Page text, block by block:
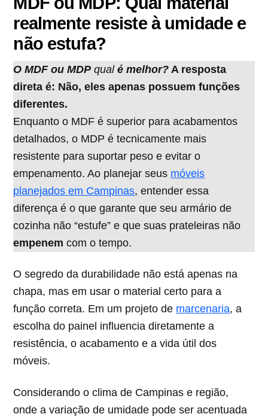
realmente resiste à umidade e
não estufa?
O MDF ouMDP qualé melhor? A resposta
direta é: Não, eles apenas possuem funções
diferentes.
Enquanto o MDF é superior para acabamentos
detalhados, o MDP é tecnicamente mais
resistente para suportar peso e evitar o
empenamento. Ao planejar seus móveis
planejados em Campinas, entender essa
diferença é o que garante que seu armário de
cozinha não “estufe” e que suas prateleiras não
empenem com o tempo.
O segredo da durabilidade não está apenas na
chapa, mas em usar o material certo para a
função correta. Em um projeto de marcenaria, a
escolha do painel influencia diretamente a
resistência, o acabamento e a vida útil dos
móveis.
Considerando o clima de Campinas e região,
onde a variação de umidade pode ser acentuada